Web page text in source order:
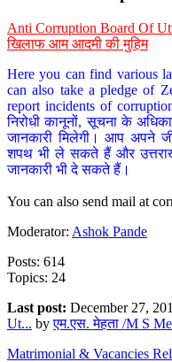
Anti Corruption Board Of
खिलाफ आम आदमी की मुहिम
Here you can find various
can also take a pledge of
report incidents of
निरोधी कानूनों, सूचना के
जानकारी मिलेगी। आप अपने
शपथ भी ले सकते हैं और
जानकारी भी दे सकते हैं।
You can also send mail at
Moderator: Ashok Pande
Posts: 614
Topics: 24
Last post: December 27,
Ut... byएम.एस. मेहता /M S
Matrimonial & Vacancies